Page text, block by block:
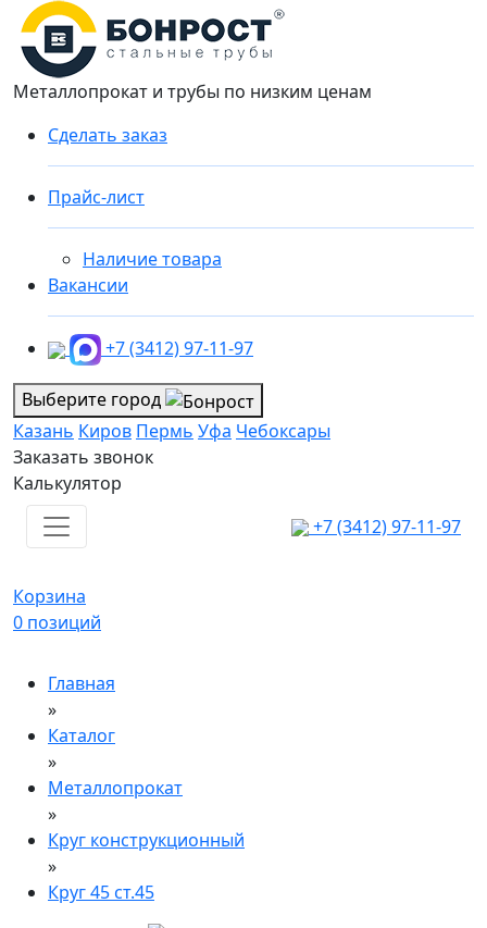
Металлопрокат и трубы по низким ценам
Сделать заказ
Прайс-лист
Наличие товара
Вакансии
+7 (3412) 97-11-97
Выберите город
Казань Киров Пермь Уфа Чебоксары
Заказать звонок
Калькулятор
+7 (3412) 97-11-97
Корзина
0 позиций
Главная
»
Каталог
»
Металлопрокат
»
Круг конструкционный
»
Круг 45 ст.45